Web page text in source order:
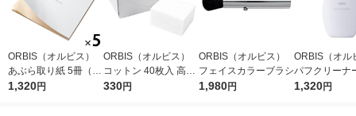
ORBIS（オルビス）
あぶら取り紙 5冊（30
枚×5冊）
1,320円
ORBIS（オルビス）
コットン 40枚入 高級
綿100％
330円
ORBIS（オルビス）
フェイスカラーブラシ
1,980円
ORBIS（オル
パフクリーナ
×2個
1,320円